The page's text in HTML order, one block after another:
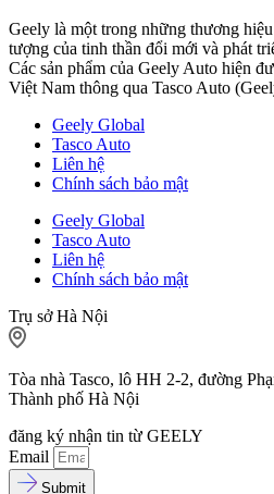
Geely là một trong những thương
tượng của tinh thần đổi mới và phát
Các sản phẩm của Geely Auto hiện
Việt Nam thông qua Tasco Auto
Geely Global
Tasco Auto
Liên hệ
Chính sách bảo mật
Geely Global
Tasco Auto
Liên hệ
Chính sách bảo mật
Trụ sở Hà Nội
Tòa nhà Tasco, lô HH 2-2, đường
Thành phố Hà Nội
đăng ký nhận tin từ GEELY
Email
Submit